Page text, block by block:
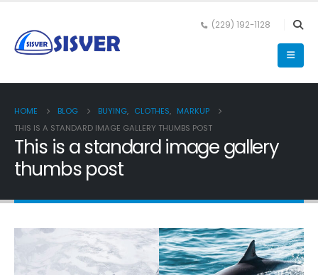
(229) 192-1128
HOME BLOG BUYING, CLOTHES, MARKUP
THIS IS A STANDARD IMAGE GALLERY THUMBS POST
This is a standard image gallery
thumbs post